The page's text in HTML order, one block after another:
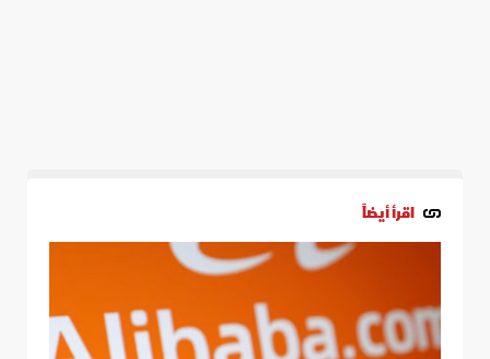
اقرأ أيضاً